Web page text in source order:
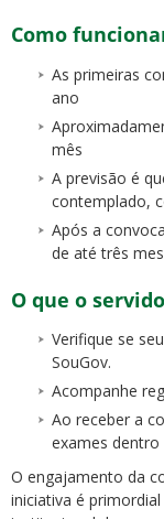
Como
As primeiras
ano
mês
A previsão é
contemplado,
Após a
de até três
O que o
Verifique se
SouGov.
Acompanhe
Ao receber a
exames dentro
O engajamento da
iniciativa é